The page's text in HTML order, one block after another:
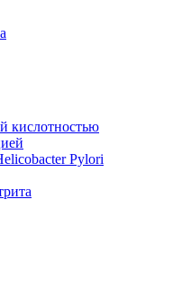
кислотностью
Pylori